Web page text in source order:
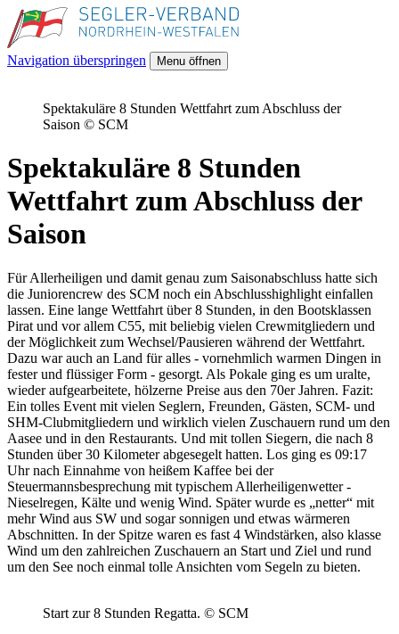
Navigation überspringen Menu öffnen
Spektakuläre 8 Stunden Wettfahrt zum Abschluss der
Saison © SCM
Spektakuläre 8 Stunden
Wettfahrt zum Abschluss der
Saison
Für Allerheiligen und damit genau zum Saisonabschluss hatte sich
die Juniorencrew des SCM noch ein Abschlusshighlight einfallen
lassen. Eine lange Wettfahrt über 8 Stunden, in den Bootsklassen
Pirat und vor allem C55, mit beliebig vielen Crewmitgliedern und
der Möglichkeit zum Wechsel/Pausieren während der Wettfahrt.
Dazu war auch an Land für alles - vornehmlich warmen Dingen in
fester und flüssiger Form - gesorgt. Als Pokale ging es um uralte,
wieder aufgearbeitete, hölzerne Preise aus den 70er Jahren. Fazit:
Ein tolles Event mit vielen Seglern, Freunden, Gästen, SCM- und
SHM-Clubmitgliedern und wirklich vielen Zuschauern rund um den
Aasee und in den Restaurants. Und mit tollen Siegern, die nach 8
Stunden über 30 Kilometer abgesegelt hatten. Los ging es 09:17
Uhr nach Einnahme von heißem Kaffee bei der
Steuermannsbesprechung mit typischem Allerheiligenwetter -
Nieselregen, Kälte und wenig Wind. Später wurde es „netter“ mit
mehr Wind aus SW und sogar sonnigen und etwas wärmeren
Abschnitten. In der Spitze waren es fast 4 Windstärken, also klasse
Wind um den zahlreichen Zuschauern an Start und Ziel und rund
um den See noch einmal tolle Ansichten vom Segeln zu bieten.
Start zur 8 Stunden Regatta. © SCM